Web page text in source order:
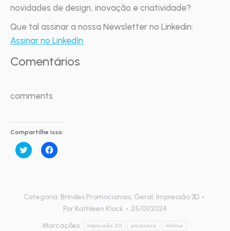
novidades de design, inovação e criatividade?
Que tal assinar a nossa Newsletter no Linkedin:
Assinar no LinkedIn
Comentários
comments
Compartilhe isso:
Clique
para
janela)
Clique
para
janela)
Categoria: Brindes Promocionais, Geral, Impressão 3D
Por Kathleen Klock
25/01/2024
Marcações:
impressão 3D produteca troféus